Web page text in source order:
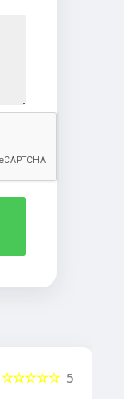
5
☆☆☆☆☆